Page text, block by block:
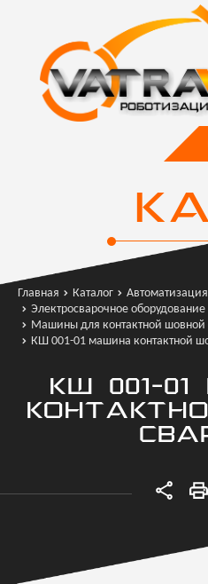
Главная Каталог
Автоматизация
Электросварочное оборудование
Машины для контактной шовной
КШ 001-01 машина контактной
КШ 001-